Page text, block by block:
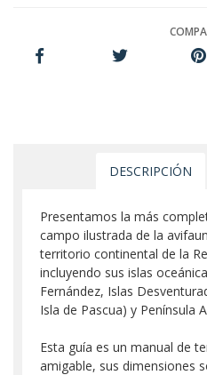
DESCRIPCIÓN
Presentamos la más
campo ilustrada de la
territorio continental de la
incluyendo sus islas
Fernández, Islas
Isla de Pascua) y Península
Esta guía es un manual de
amigable, sus dimensiones